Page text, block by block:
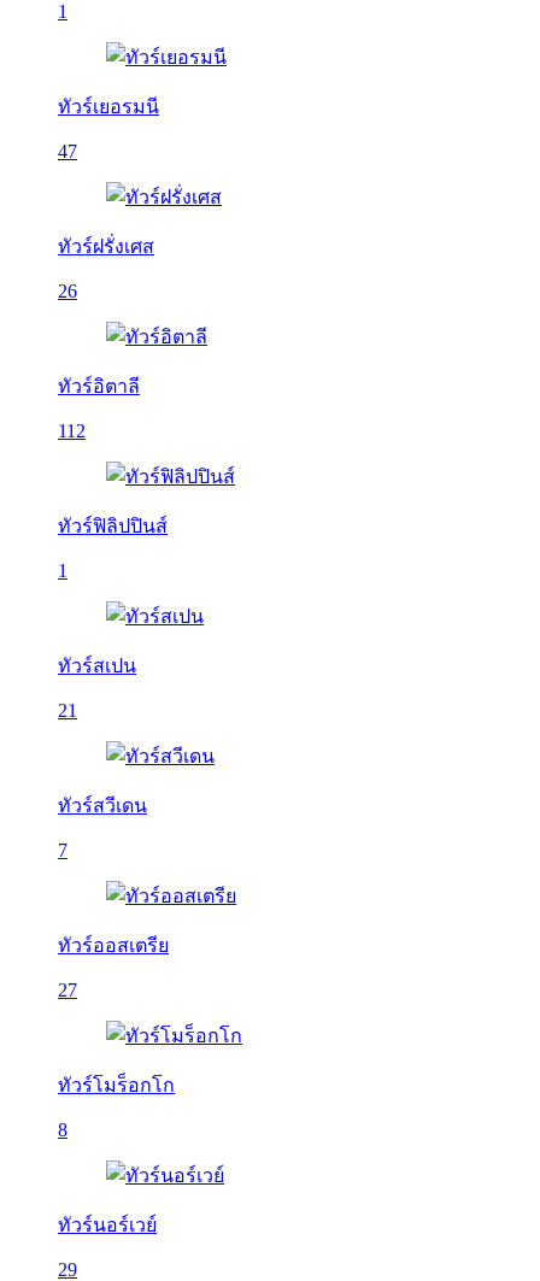
1
ทัวร์เยอรมนี
47
ทัวร์ฝรั่งเศส
26
ทัวร์อิตาลี
112
ทัวร์ฟิลิปปินส์
1
ทัวร์สเปน
21
ทัวร์สวีเดน
7
ทัวร์ออสเตรีย
27
ทัวร์โมร็อกโก
8
ทัวร์นอร์เวย์
29